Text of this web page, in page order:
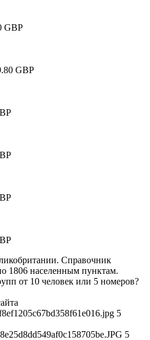
GBP
GBP
Справочник
1806 населенным пунктам.
от 10 человек или 5 номеров?
5
5